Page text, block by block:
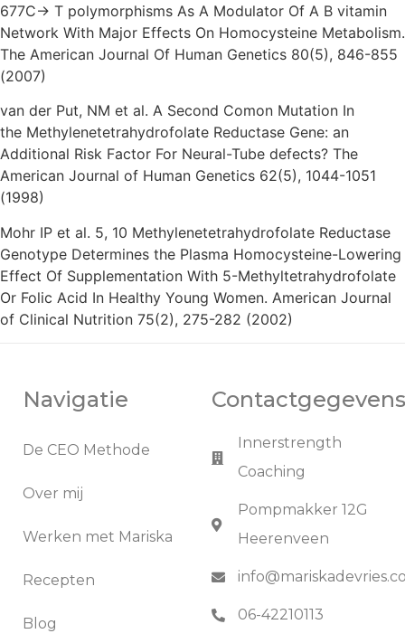
677C-> T polymorphisms As A Modulator Of A B vitamin
Network With Major Effects On Homocysteine Metabolism.
The American Journal Of Human Genetics 80(5), 846-855
(2007)
van der Put, NM et al. A Second Comon Mutation In
the Methylenetetrahydrofolate Reductase Gene: an
Additional Risk Factor For Neural-Tube defects? The
American Journal of Human Genetics 62(5), 1044-1051
(1998)
Mohr IP et al. 5, 10 Methylenetetrahydrofolate Reductase
Genotype Determines the Plasma Homocysteine-Lowering
Effect Of Supplementation With 5-Methyltetrahydrofolate
Or Folic Acid In Healthy Young Women. American Journal
of Clinical Nutrition 75(2), 275-282 (2002)
Navigatie
De CEO Methode
Over mij
Werken met Mariska
Recepten
Blog
Contactgegevens
Innerstrength
Coaching
Pompmakker 12G
Heerenveen
06-42210113